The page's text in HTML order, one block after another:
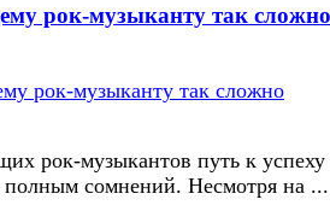
рок-музыканту так сложно
рок-музыкантов путь к успеху
полным сомнений. Несмотря на ...